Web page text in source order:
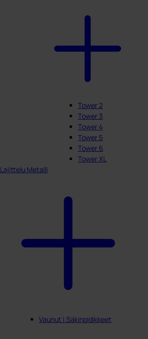
Tower 2
Tower 3
Tower 4
Tower 5
Tower 6
Tower XL
Lajittelu Metalli
Vaunut | Säkinpidikkeet